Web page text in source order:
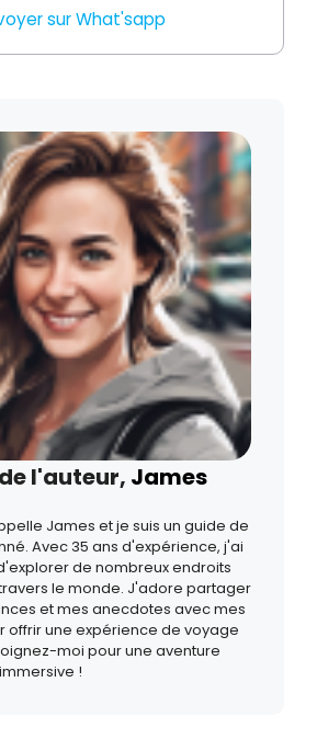
sur What'sapp
l'auteur, James
James et je suis un guide de
Avec 35 ans d'expérience, j'ai
de nombreux endroits
le monde. J'adore partager
et mes anecdotes avec mes
offrir une expérience de voyage
moi pour une aventure
!